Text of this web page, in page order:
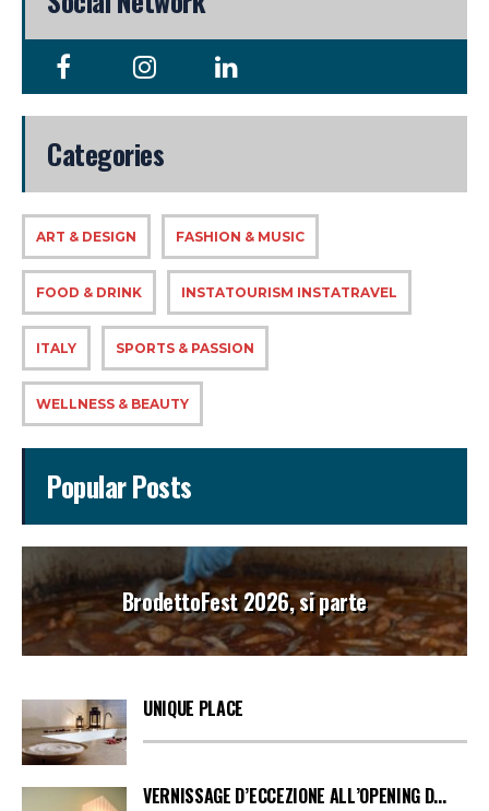
Categories
ART & DESIGN FASHION & MUSIC
FOOD & DRINK INSTATOURISM INSTATRAVEL
ITALY SPORTS & PASSION
WELLNESS & BEAUTY
Popular Posts
BrodettoFest 2026, si parte
UNIQUE PLACE
VERNISSAGE D’ECCEZIONE ALL’OPENING D...